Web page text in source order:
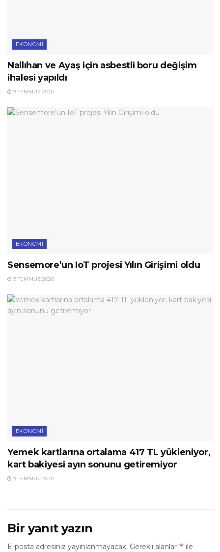
EKONOMI
Nallıhan ve Ayaş için asbestli boru değişim
ihalesi yapıldı
9 TEMMUZ 2020
EKONOMI
Sensemore’un IoT projesi Yılın Girişimi oldu
9 TEMMUZ 2020
EKONOMI
Yemek kartlarına ortalama 417 TL yükleniyor,
kart bakiyesi ayın sonunu getiremiyor
9 TEMMUZ 2020
Bir yanıt yazın
E-posta adresiniz yayınlanmayacak. Gerekli alanlar * ile